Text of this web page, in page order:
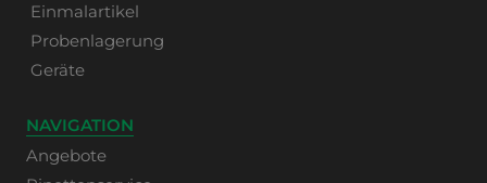
Einmalartikel
Probenlagerung
Geräte
NAVIGATION
Angebote